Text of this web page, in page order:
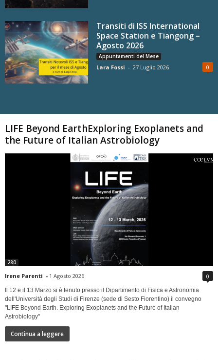
Transiti di ISS International
Space Station e Tiangong –
Agosto 2026
Appuntamenti del Mese
Lara Fossi - 27 Luglio 2026 0
LIFE Beyond EarthExploring Exoplanets and
the Future of Italian Astrobiology
280
Irene Parenti - 1 Agosto 2026 0
Il 12 e il 13 Marzo si è tenuto presso il Dipartimento di Fisica e Astronomia
dell'Università degli Studi di Firenze (sede di Sesto Fiorentino) il convegno
"LIFE Beyond Earth. Exploring Exoplanets and the Future of Italian
Astrobiology"
Continua a leggere